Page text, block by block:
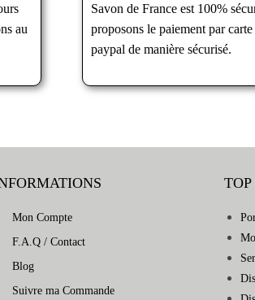
au
Savon de France est 100%
proposons le paiement par
paypal de manière sécurisé.
Mon Compte
F.A.Q / Contact
Blog
Suivre ma Commande